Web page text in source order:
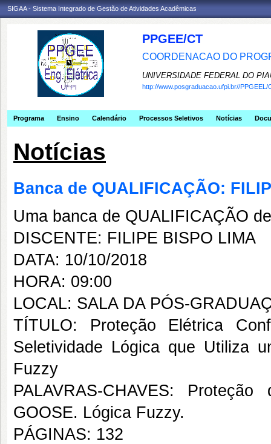
SIGAA - Sistema Integrado de Gestão de Atividades Acadêmicas
PPGEE/CT
COORDENACAO DO
UNIVERSIDADE FEDERAL DO
http://www.posgraduacao.ufpi.br//PPGEEL/
Programa Ensino Calendário Processos Seletivos Notícias
Notícias
Banca de QUALIFICAÇÃO:
Uma banca de QUALIFICAÇÃO
DISCENTE: FILIPE BISPO LIMA
DATA: 10/10/2018
HORA: 09:00
LOCAL: SALA DA PÓS-
TÍTULO: Proteção Elétrica
Seletividade Lógica que Utiliza
Fuzzy
PALAVRAS-CHAVES:
GOOSE. Lógica Fuzzy.
PÁGINAS: 132